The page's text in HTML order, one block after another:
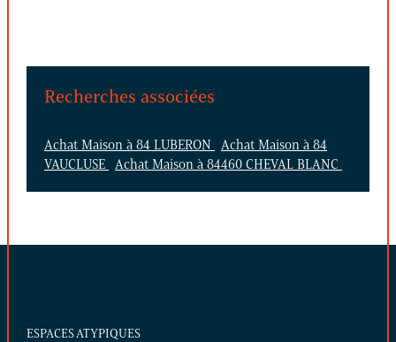
Recherches associées
Achat Maison à 84 LUBERON
Achat Maison à 84
VAUCLUSE
Achat Maison à 84460 CHEVAL BLANC
ESPACES ATYPIQUES